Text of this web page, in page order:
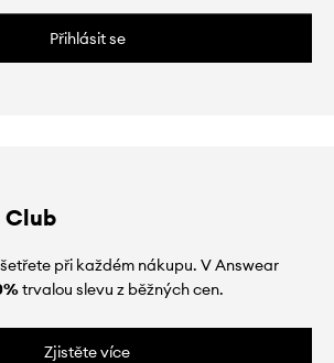
Přihlásit se
Club
při každém nákupu. V Answear
trvalou slevu z běžných cen.
Zjistěte více